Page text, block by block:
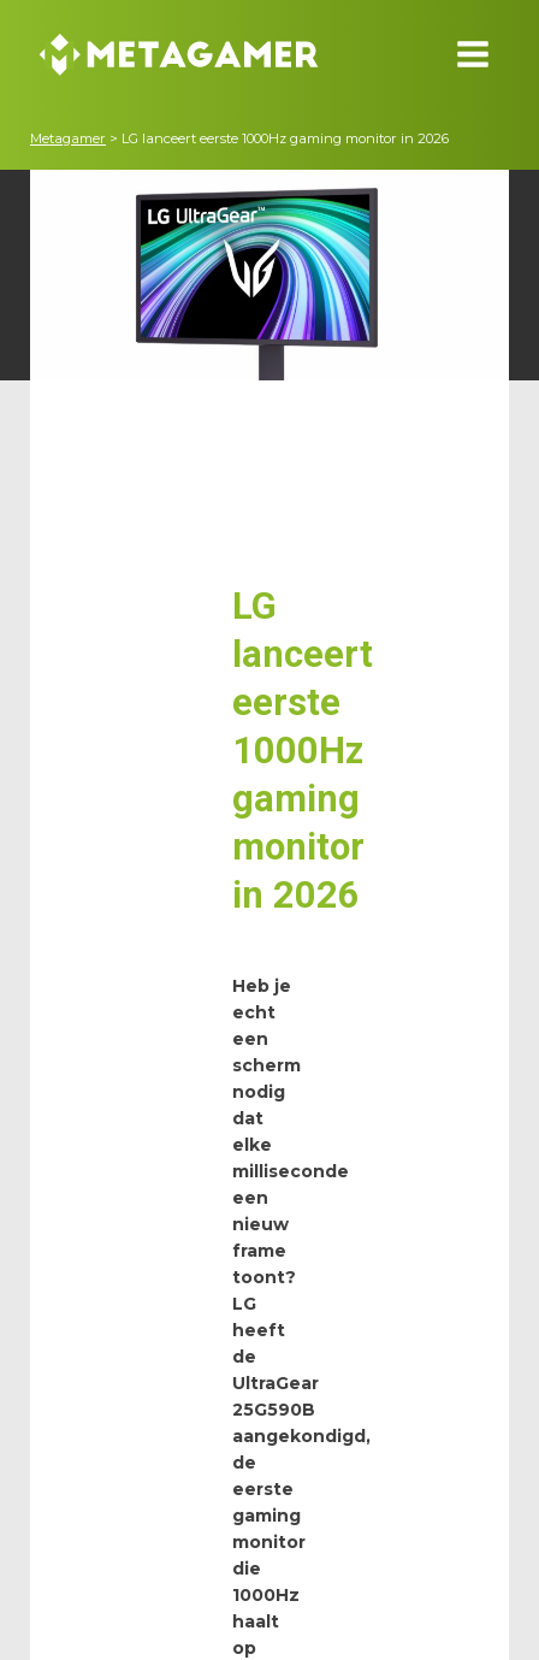
Metagamer > LG lanceert eerste 1000Hz gaming monitor in 2026
LG
lanceert
eerste
1000Hz
gaming
monitor
in 2026
Heb je
echt
een
scherm
nodig
dat
elke
milliseconde
een
nieuw
frame
toont?
LG
heeft
de
UltraGear
25G590B
aangekondigd,
de
eerste
gaming
monitor
die
1000Hz
haalt
op